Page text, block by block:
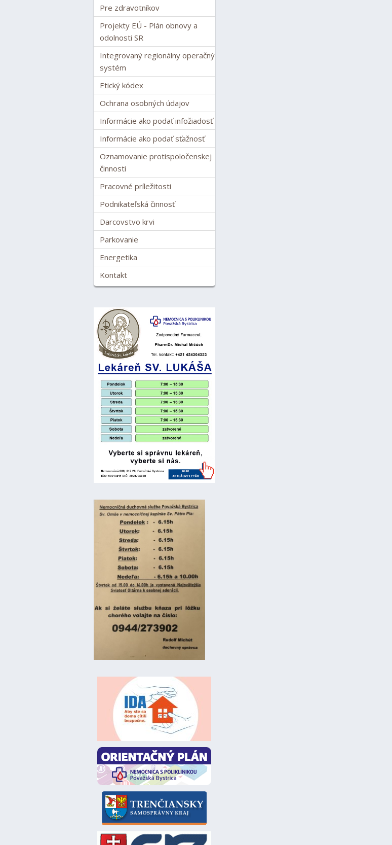
Pre zdravotníkov
Projekty EÚ - Plán obnovy a
odolnosti SR
Integrovaný regionálny operačný
systém
Etický kódex
Ochrana osobných údajov
Informácie ako podať infožiadosť
Informácie ako podať sťažnosť
Oznamovanie protispoločenskej
činnosti
Pracovné príležitosti
Podnikateľská činnosť
Darcovstvo krvi
Parkovanie
Energetika
Kontakt